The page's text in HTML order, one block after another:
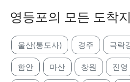
영등포의 모든 도착지
울산(통도사) 경주 극락
함안 마산 창원 진영